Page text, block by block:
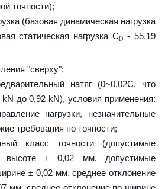
точности);
(базовая динамическая нагрузка
статическая нагрузка С0 - 55,19
"сверху";
натяг (0~0,02C, что
kN до 0,92 kN), условия применения:
нагрузки, незначительные
требования по точности;
класс точности (допустимые
высоте ± 0,02 мм, допустимые
± 0,02 мм, среднее отклонение